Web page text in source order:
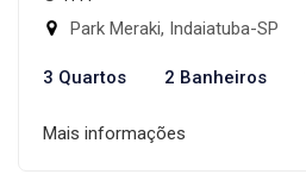
Park Meraki, Indaiatuba-SP
3 Quartos 2 Banheiros
Mais informações